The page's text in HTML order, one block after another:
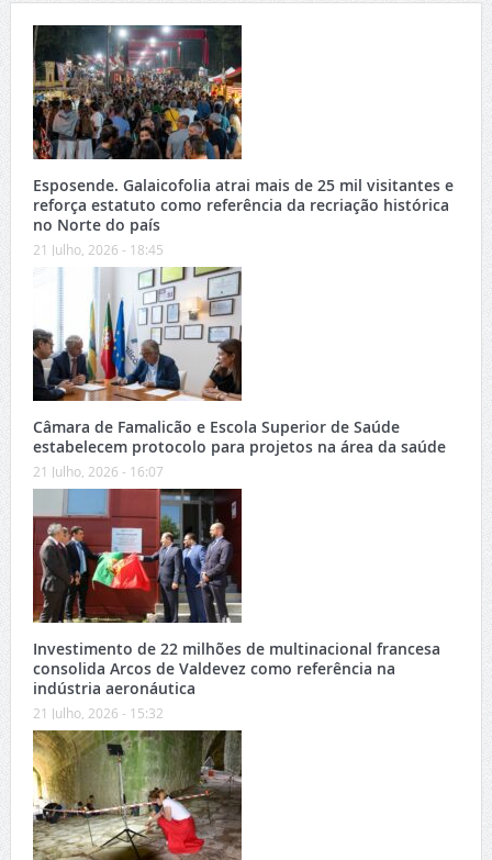
Esposende. Galaicofolia atrai mais de 25 mil visitantes e
reforça estatuto como referência da recriação histórica
no Norte do país
21 Julho, 2026 - 18:45
Câmara de Famalicão e Escola Superior de Saúde
estabelecem protocolo para projetos na área da saúde
21 Julho, 2026 - 16:07
Investimento de 22 milhões de multinacional francesa
consolida Arcos de Valdevez como referência na
indústria aeronáutica
21 Julho, 2026 - 15:32